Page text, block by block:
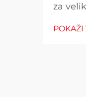
za
koji
POKAŽI